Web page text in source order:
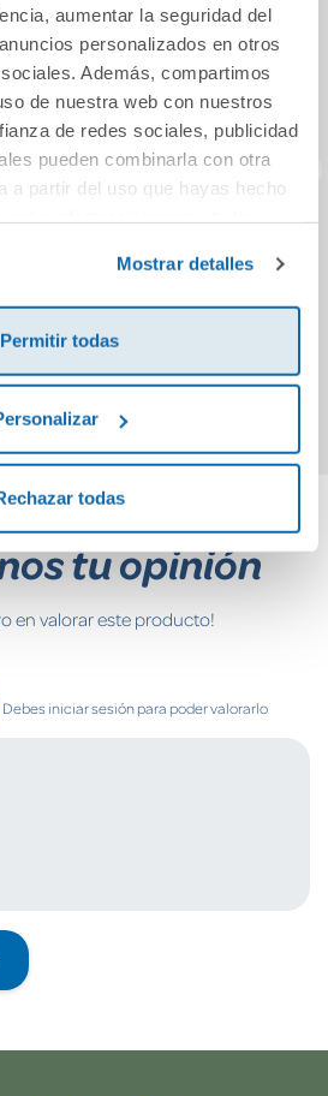
aumentar la seguridad del
personalizados en otros
Además, compartimos
de nuestra web con nuestros
de redes sociales, publicidad
pueden combinarla con otra
a partir del uso que hayas hecho
Mostrar detalles
Permitir todas
todas
magia de la
13,99€
Comprar
tu opinión
en valorar este producto!
Debes iniciar sesión para poder valorarlo